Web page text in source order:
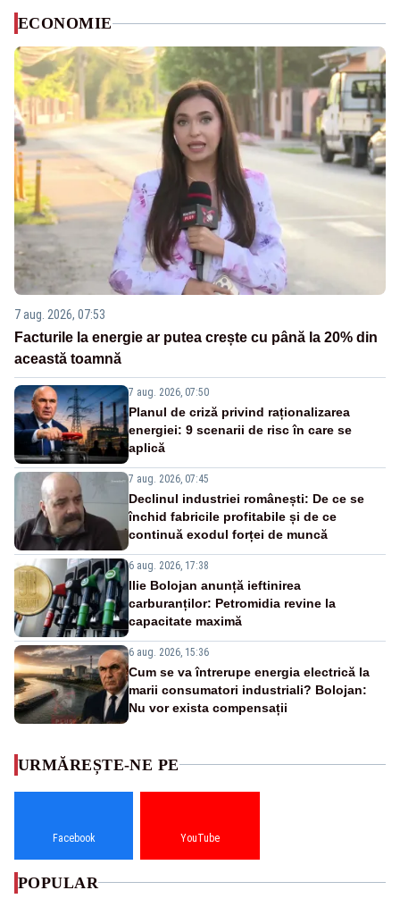
ECONOMIE
7 aug. 2026, 07:53
Facturile la energie ar putea crește cu până la 20% din
această toamnă
7 aug. 2026, 07:50
Planul de criză privind raționalizarea
energiei: 9 scenarii de risc în care se
aplică
7 aug. 2026, 07:45
Declinul industriei românești: De ce se
închid fabricile profitabile și de ce
continuă exodul forței de muncă
6 aug. 2026, 17:38
Ilie Bolojan anunță ieftinirea
carburanților: Petromidia revine la
capacitate maximă
6 aug. 2026, 15:36
Cum se va întrerupe energia electrică la
marii consumatori industriali? Bolojan:
Nu vor exista compensații
URMĂREȘTE-NE PE
Facebook YouTube
POPULAR